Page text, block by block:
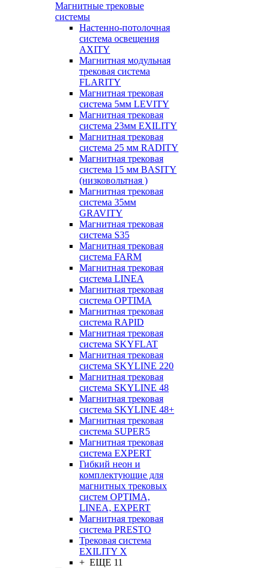
Магнитные трековые
системы
Настенно-потолочная
система освещения
AXITY
Магнитная модульная
трековая система
FLARITY
Магнитная трековая
система 5мм LEVITY
Магнитная трековая
система 23мм EXILITY
Магнитная трековая
система 25 мм RADITY
Магнитная трековая
система 15 мм BASITY
(низковольтная )
Магнитная трековая
система 35мм
GRAVITY
Магнитная трековая
система S35
Магнитная трековая
система FARM
Магнитная трековая
система LINEA
Магнитная трековая
система OPTIMA
Магнитная трековая
система RAPID
Магнитная трековая
система SKYFLAT
Магнитная трековая
система SKYLINE 220
Магнитная трековая
система SKYLINE 48
Магнитная трековая
система SKYLINE 48+
Магнитная трековая
система SUPER5
Магнитная трековая
система EXPERT
Гибкий неон и
комплектующие для
магнитных трековых
систем OPTIMA,
LINEA, EXPERT
Магнитная трековая
система PRESTO
Трековая система
EXILITY X
+ ЕЩЕ 11